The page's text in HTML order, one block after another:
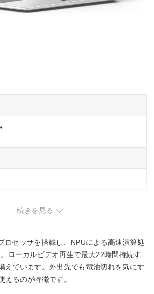
続きを見る
ロセッサを搭載し、NPUによる高速演算処
ローカルビデオ再生で最大22時間持続す
えています。外出先でも電池切れを気にす
えるのが特徴です。